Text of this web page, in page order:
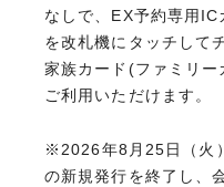
なしで、EX予約専用
を改札機にタッチして
家族カード(ファミリー
ご利用いただけます。
※2026年8月25日（火
の新規発行を終了し、